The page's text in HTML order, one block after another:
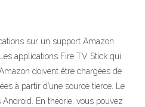
sur un support Amazon
applications Fire TV Stick qui
doivent être chargées de
à partir d’une source tierce. Le
En théorie, vous pouvez